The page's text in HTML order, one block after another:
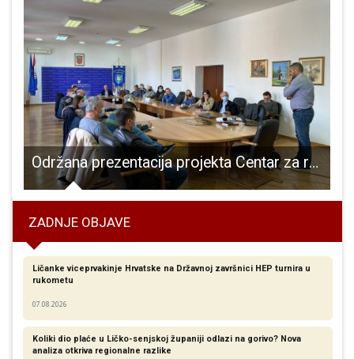
Održana prezentacija projekta Centar za razvoj brdsko planinske poljoprivrede/stočarstva na kršu sa sjedištem u Ličko-senjskoj županiji
ZADNJE OBJAVE
Ličanke viceprvakinje Hrvatske na Državnoj završnici HEP turnira u
rukometu
07.08.2026
Koliki dio plaće u Ličko-senjskoj županiji odlazi na gorivo? Nova
analiza otkriva regionalne razlike​